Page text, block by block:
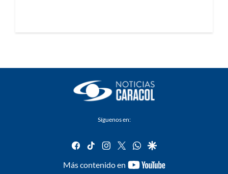
Síguenos en:
facebook
tiktok instagram
twitterwhatsapp
google
Más contenido en
youtube-